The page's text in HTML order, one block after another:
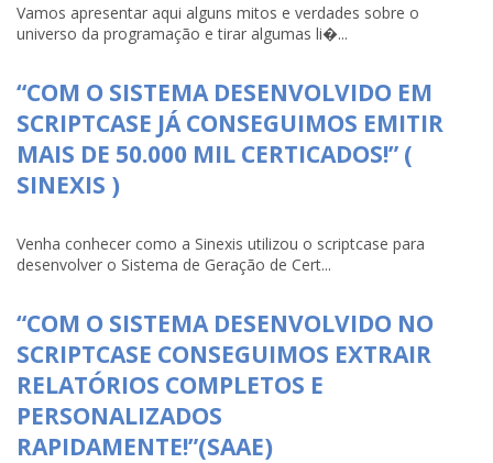
Vamos apresentar aqui alguns mitos e verdades sobre o
universo da programação e tirar algumas li�...
“COM O SISTEMA DESENVOLVIDO EM
SCRIPTCASE JÁ CONSEGUIMOS EMITIR
MAIS DE 50.000 MIL CERTICADOS!” (
SINEXIS )
Venha conhecer como a Sinexis utilizou o scriptcase para
desenvolver o Sistema de Geração de Cert...
“COM O SISTEMA DESENVOLVIDO NO
SCRIPTCASE CONSEGUIMOS EXTRAIR
RELATÓRIOS COMPLETOS E
PERSONALIZADOS
RAPIDAMENTE!”(SAAE)